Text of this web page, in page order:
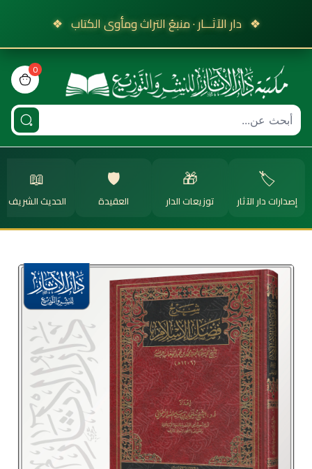
❖ دار الآثـــار · منبعُ التراث ومأوى الكتاب ❖
0
bag
🏷️
إصدارات دار الآثار
🎁
توزيعات الدار
🛡️
العقيدة
📖
الحديث الشريف